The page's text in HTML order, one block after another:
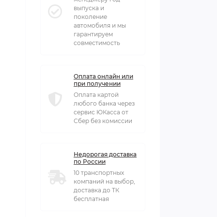
выпуска и
поколение
автомобиля и мы
гарантируем
совместимость
Оплата онлайн или
при получении
Оплата картой
любого банка через
сервис ЮКасса от
Сбер без комиссии
Недорогая доставка
по России
10 транспортных
компаний на выбор,
доставка до ТК
бесплатная